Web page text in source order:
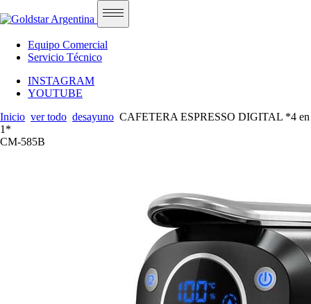
Equipo Comercial
Servicio Técnico
INSTAGRAM
YOUTUBE
Inicio ver todo desayuno CAFETERA ESPRESSO DIGITAL *4 en
1*
CM-585B